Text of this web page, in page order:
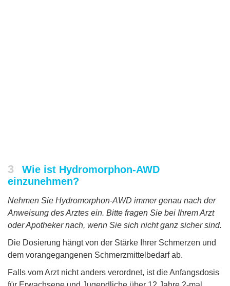
3
Wie ist Hydromorphon-AWD
einzunehmen?
Nehmen Sie Hydromorphon-AWD immer genau nach der
Anweisung des Arztes ein. Bitte fragen Sie bei Ihrem Arzt
oder Apotheker nach, wenn Sie sich nicht ganz sicher sind.
Die Dosierung hängt von der Stärke Ihrer Schmerzen und
dem vorangegangenen Schmerzmittelbedarf ab.
Falls vom Arzt nicht anders verordnet, ist die Anfangsdosis